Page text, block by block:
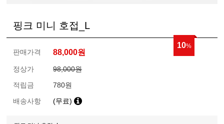
핑크 미니 호접_L
10%
판매가격 88,000원
정상가
98,000원
적립금
780원
배송사항
(무료)